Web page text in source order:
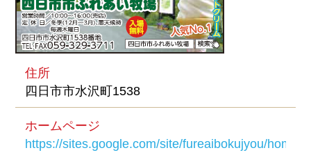
住所
四日市市水沢町1538
ホームページ
https://sites.google.com/site/fureaibokujyou/home